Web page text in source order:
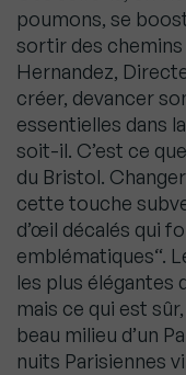
poumons, se
sortir des
Hernandez,
créer, devancer
essentielles dans
soit-il. C’est ce
du Bristol.
cette touche
d’œil décalés qui
emblématiques“.
les plus élégantes
mais ce qui est
beau milieu d’un
nuits Parisiennes